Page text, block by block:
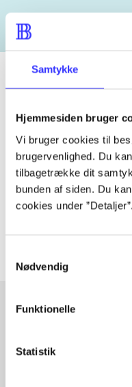
Samtykke
Hjemmesiden bruger
Vi bruger cookies til
brugervenlighed. Du
tilbagetrække dit
bunden af siden. Du
cookies under ”Detaljer”.
Nødvendig
Funktionelle
Statistik
Tidsskrift
Artiklen er en del af
lorem
Tidsskrift
Fra